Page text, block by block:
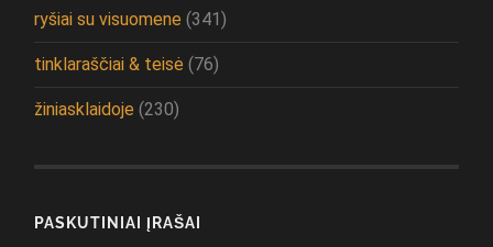
ryšiai su visuomene (341)
tinklaraščiai & teisė (76)
žiniasklaidoje (230)
PASKUTINIAI ĮRAŠAI